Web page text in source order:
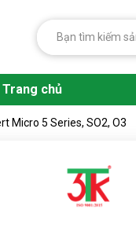
Trang chủ
Micro 5 Series, SO2, O3